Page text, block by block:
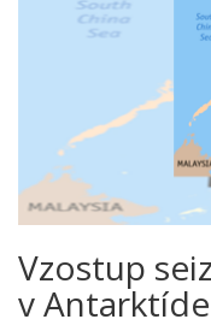
Vzostup
v Antarktíde